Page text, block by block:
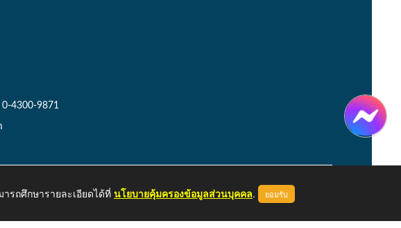
4300-9871
หน้าแรก ผู้ดูแลระบบ
รถศึกษารายละเอียดได้ที่ นโยบายคุ้มครองข้อมูลส่วนบุคคล. ยอมรับ